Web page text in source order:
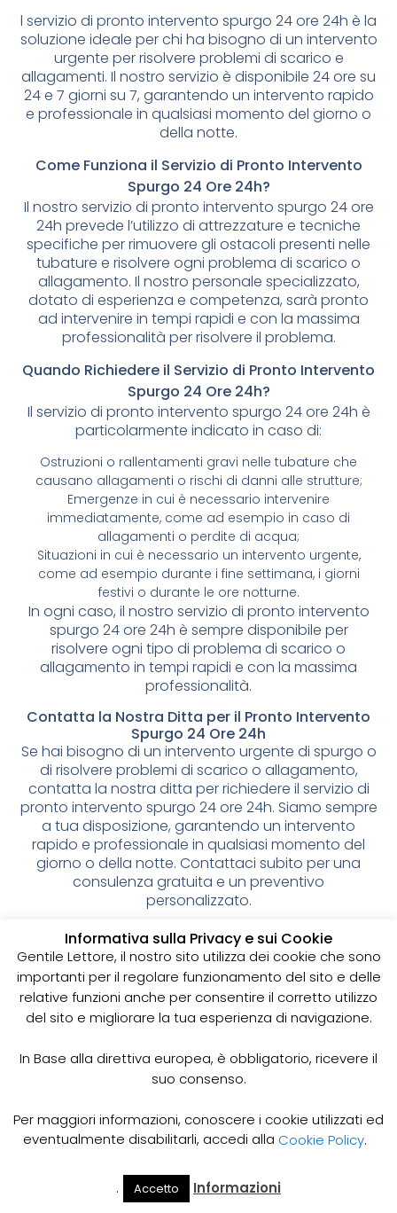
l servizio di pronto intervento spurgo 24 ore 24h è la
soluzione ideale per chi ha bisogno di un intervento
urgente per risolvere problemi di scarico e
allagamenti. Il nostro servizio è disponibile 24 ore su
24 e 7 giorni su 7, garantendo un intervento rapido
e professionale in qualsiasi momento del giorno o
della notte.
Come Funziona il Servizio di Pronto Intervento
Spurgo 24 Ore 24h?
Il nostro servizio di pronto intervento spurgo 24 ore
24h prevede l’utilizzo di attrezzature e tecniche
specifiche per rimuovere gli ostacoli presenti nelle
tubature e risolvere ogni problema di scarico o
allagamento. Il nostro personale specializzato,
dotato di esperienza e competenza, sarà pronto
ad intervenire in tempi rapidi e con la massima
professionalità per risolvere il problema.
Quando Richiedere il Servizio di Pronto Intervento
Spurgo 24 Ore 24h?
Il servizio di pronto intervento spurgo 24 ore 24h è
particolarmente indicato in caso di:
Ostruzioni o rallentamenti gravi nelle tubature che
causano allagamenti o rischi di danni alle strutture;
Emergenze in cui è necessario intervenire
immediatamente, come ad esempio in caso di
allagamenti o perdite di acqua;
Situazioni in cui è necessario un intervento urgente,
come ad esempio durante i fine settimana, i giorni
festivi o durante le ore notturne.
In ogni caso, il nostro servizio di pronto intervento
spurgo 24 ore 24h è sempre disponibile per
risolvere ogni tipo di problema di scarico o
allagamento in tempi rapidi e con la massima
professionalità.
Contatta la Nostra Ditta per il Pronto Intervento
Spurgo 24 Ore 24h
Se hai bisogno di un intervento urgente di spurgo o
di risolvere problemi di scarico o allagamento,
contatta la nostra ditta per richiedere il servizio di
pronto intervento spurgo 24 ore 24h. Siamo sempre
a tua disposizione, garantendo un intervento
rapido e professionale in qualsiasi momento del
giorno o della notte. Contattaci subito per una
consulenza gratuita e un preventivo
personalizzato.
Spurgo pozzi neri: cos’è e
perché è importante
I pozzi neri sono delle strutture sotterranee utilizzate
per la raccolta delle acque reflue domestiche,
sistema di smaltimento delle acque fognarie. Lo
spurgo dei pozzi neri è un’operazione essenziale
e prevenire il rischio di allagamenti, cattivi odori e
infezioni.
Lo spurgo dei pozzi neri viene effettuato mediante
l’utilizzo di apposite pompe e attrezzature
Cerca Il Mio
Informativa sulla Privacy e sui Cookie
Gentile Lettore, il nostro sito utilizza dei cookie che sono
importanti per il regolare funzionamento del sito e delle
relative funzioni anche per consentire il corretto utilizzo
del sito e migliorare la tua esperienza di navigazione.
In Base alla direttiva europea, è obbligatorio, ricevere il
suo consenso.
Per maggiori informazioni, conoscere i cookie utilizzati ed
eventualmente disabilitarli, accedi alla Cookie Policy.
. Accetto Informazioni